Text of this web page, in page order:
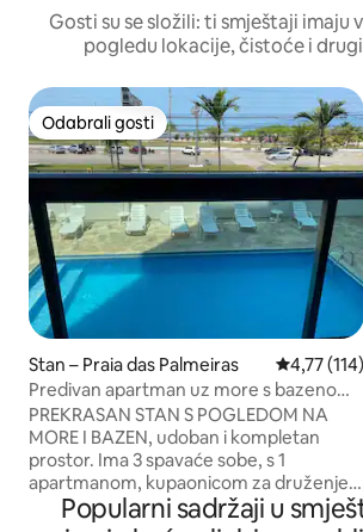
Gosti su se složili: ti smještaji imaju
pogledu lokacije, čistoće i
Odabrali gosti
Odabrali gosti
Stan – Praia das Palmeiras Prosječna
4,77 (114)
Predivan apartman uz more s bazenom i
roštiljem
PREKRASAN STAN S POGLEDOM NA
MORE I BAZEN, udoban i kompletan
prostor. Ima 3 spavaće sobe, s 1
apartmanom, kupaonicom za druženje,
planiranom kuhinjom, blagovaonicom i
Popularni sadržaji u